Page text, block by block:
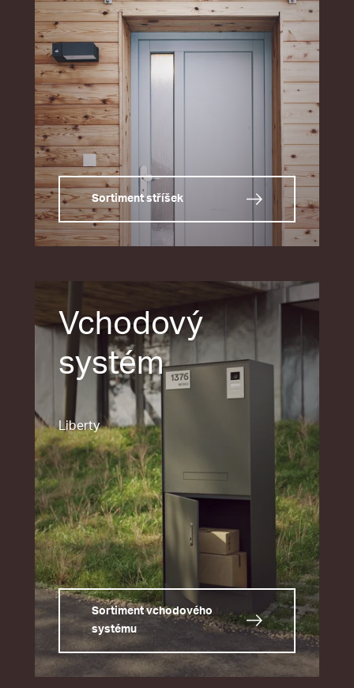
Sortiment stříšek
Vchodový
systém
Liberty
Sortiment vchodového
systému